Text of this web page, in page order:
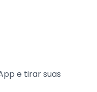
e tirar suas